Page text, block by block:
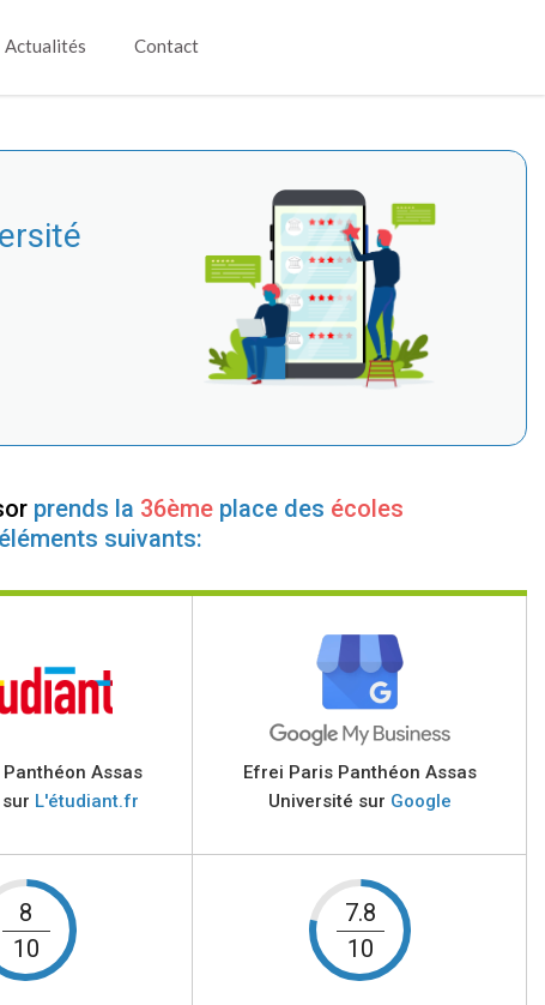
Actualités Contact
prends la 36ème place des écoles
suivants:
Assas
L'étudiant.fr
Efrei Paris Panthéon Assas
Université sur Google
8
10
7.8
10